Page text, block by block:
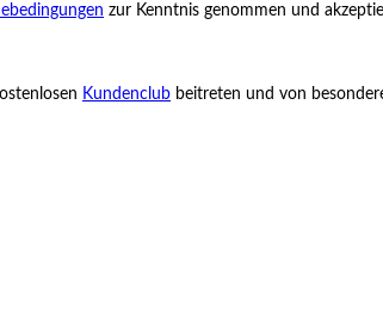
zur Kenntnis genommen und
Kundenclub beitreten und von